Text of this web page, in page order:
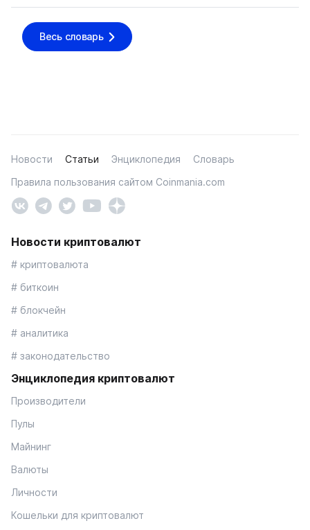
Весь словарь
Новости Статьи Энциклопедия
Словарь
Правила пользования сайтом Coinmania.com
Новости криптовалют
# криптовалюта
# биткоин
# блокчейн
# аналитика
# законодательство
Энциклопедия криптовалют
Производители
Пулы
Майнинг
Валюты
Личности
Кошельки для криптовалют